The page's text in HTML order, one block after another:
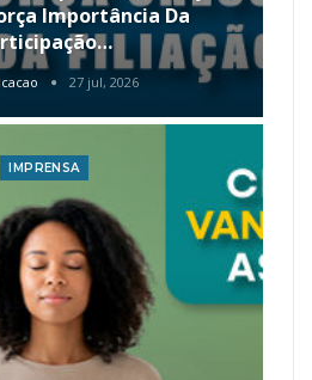
Importância Da
27 jul, 2026
IMPRENSA